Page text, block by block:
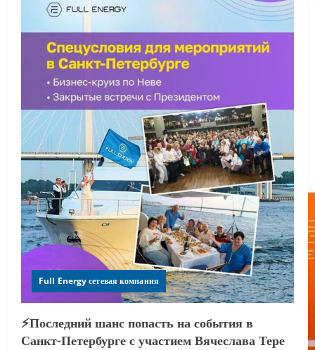
Full Energy сетевая компания
⚡️Последний шанс попасть на события в
Санкт-Петербурге с участием Вячеслава Тере